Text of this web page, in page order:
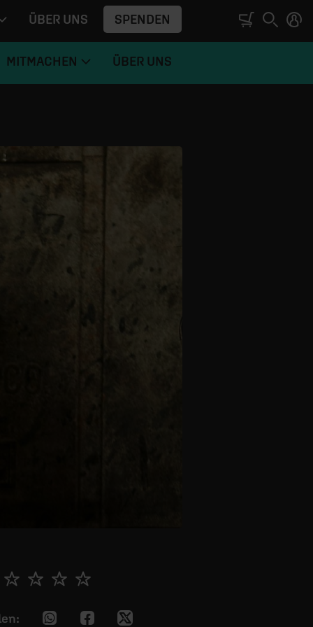
ÜBER UNS SPENDEN
MITMACHEN ÜBER UNS